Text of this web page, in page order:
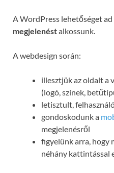
A WordPress lehetőséget ad
megjelenéstalkossunk.
A webdesign során:
illesztjük az oldalt a
(logó, színek,
letisztult,
gondoskodunk a
megjelenésről
figyelünk arra, hogy
néhány kattintással